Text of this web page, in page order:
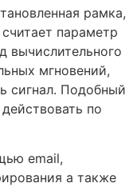
рамка,
параметр
вычислительного
мгновений,
сигнал. Подобный
по
email,
а также